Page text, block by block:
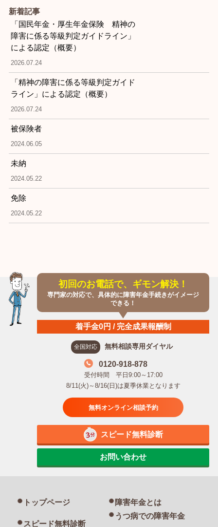
新着記事
「国民年金・厚生年金保険 精神の
障害に係る等級判定ガイドライン」
による認定（概要）
2026.07.24
「精神の障害に係る等級判定ガイド
ライン」による認定（概要）
2026.07.24
被保険者
2024.06.05
未納
2024.05.22
免除
2024.05.22
初回のお電話で、ギモン解決！
専門家の対応で、具体的に障害年金手続きがイメージ
できる！
着手金0円 / 完全成果報酬制
全国対応 無料相談専用ダイヤル
0120-918-878
受付時間 平日9:00～17:00
8/11(火)～8/16(日)は夏季休業となります
無料オンライン相談予約
スピード無料診断
お問い合わせ
トップページ
スピード無料診断
障害年金とは
うつ病での障害年金